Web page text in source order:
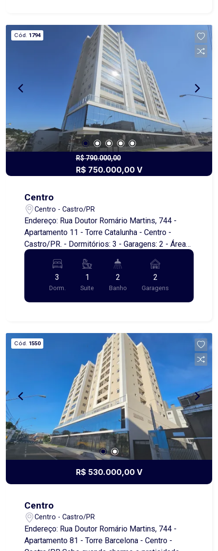
Cód. 1794
R$ 790.000,00
R$ 750.000,00 V
Centro
Centro - Castro/PR
Endereço: Rua Doutor Romário Martins, 744 -
Apartamento 11 - Torre Catalunha - Centro -
Castro/PR. - Dormitórios: 3 - Garagens: 2 - Área
útil: 125,00 metros quadrados - Área total: 182,57
metros quadrados Este apartamento oferece um
espaço confortável e bem distribuído, ideal para
quem busca qualidade de vida no coração da
cidade. Com 3 dormitórios, você terá espaço
localização no Centro de Castro proporciona fácil
acesso a comércio, serviços e opções de lazer.
Para mais informações ou agendar uma visita,
entre em contato!
3
Dorm.
1
Suite
2
Banho
2
Garagens
Cód. 1550
R$ 530.000,00 V
Centro
Centro - Castro/PR
Endereço: Rua Doutor Romário Martins, 744 -
Apartamento 81 - Torre Barcelona - Centro -